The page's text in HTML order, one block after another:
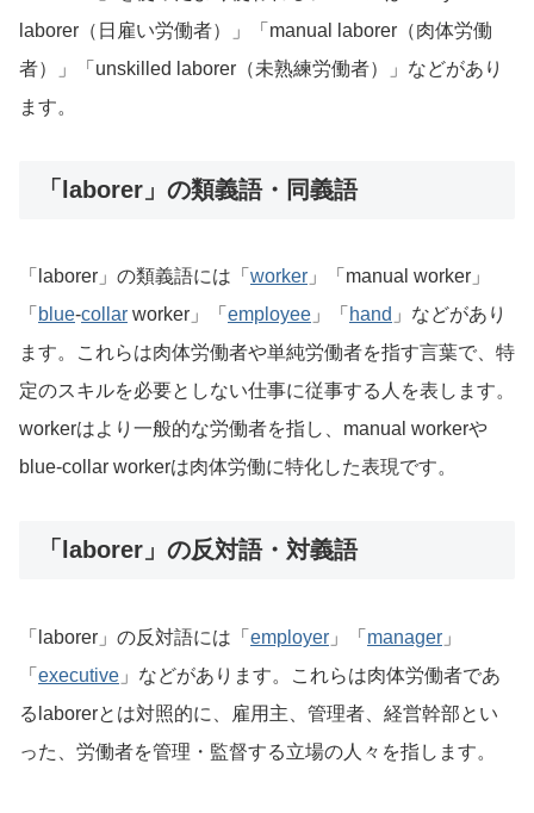
laborer（日雇い労働者）」「manual laborer（肉体労働
者）」「unskilled laborer（未熟練労働者）」などがあり
ます。
「laborer」の類義語・同義語
「laborer」の類義語には「 worker 」「manual worker」
「 blue-collar worker」「 employee 」「 hand 」などがあり
ます。これらは肉体労働者や単純労働者を指す言葉で、特
定のスキルを必要としない仕事に従事する人を表します。
workerはより一般的な労働者を指し、manual workerや
blue-collar workerは肉体労働に特化した表現です。
「laborer」の反対語・対義語
「laborer」の反対語には「 employer 」「 manager 」
「 executive 」などがあります。これらは肉体労働者であ
るlaborerとは対照的に、雇用主、管理者、経営幹部とい
った、労働者を管理・監督する立場の人々を指します。